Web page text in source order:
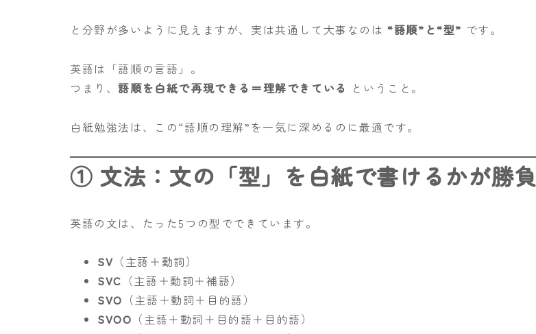
と分野が多いように見えますが、実は共通して大事なのは“語順”と“型” です。
英語は「語順の言語」。
つまり、語順を白紙で再現できる＝理解できている ということ。
白紙勉強法は、この“語順の理解”を一気に深めるのに最適です。
① 文法：文の「型」を白紙で書けるかが勝負
英語の文は、たった5つの型でできています。
SV （主語＋動詞）
SVC （主語＋動詞＋補語）
SVO （主語＋動詞＋目的語）
SVOO （主語＋動詞＋目的語＋目的語）